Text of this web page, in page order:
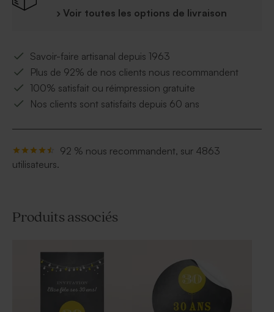
› Voir toutes les options de livraison
Savoir-faire artisanal depuis 1963
Plus de 92% de nos clients nous recommandent
100% satisfait ou réimpression gratuite
Nos clients sont satisfaits depuis 60 ans
92 % nous recommandent, sur 4863
utilisateurs.
Produits associés